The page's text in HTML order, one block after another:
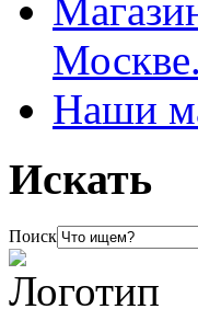
Москве.
Наши
Искать
Поиск